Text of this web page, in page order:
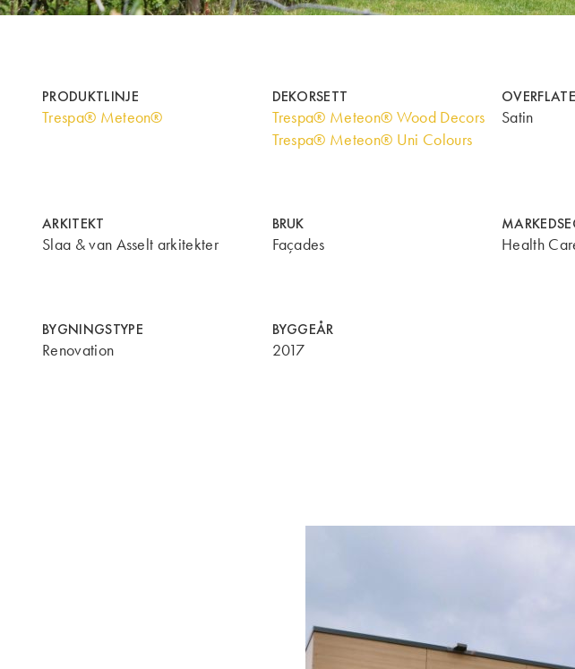
PRODUKTLINJE
Trespa® Meteon®
DEKORSETT
Trespa® Meteon® Wood Decors
Trespa® Meteon® Uni Colours
OVERFLATE
Satin
ARKITEKT
Slaa & van Asselt arkitekter
BRUK
Façades Health
BYGNINGSTYPE
Renovation
BYGGEÅR
2017